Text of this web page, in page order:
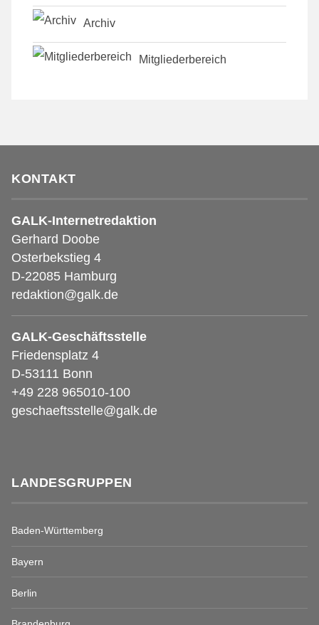
Archiv
Mitgliederbereich
KONTAKT
GALK-Internetredaktion
Gerhard Doobe
Osterbekstieg 4
D-22085 Hamburg
redaktion@galk.de
GALK-Geschäftsstelle
Friedensplatz 4
D-53111 Bonn
+49 228 965010-100
geschaeftsstelle@galk.de
LANDESGRUPPEN
Baden-Württemberg
Bayern
Berlin